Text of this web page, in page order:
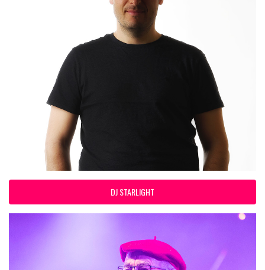
DJ STARLIGHT